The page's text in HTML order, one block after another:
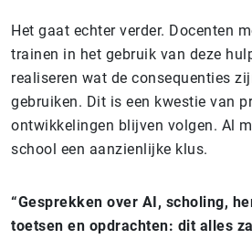
Het gaat echter verder. Docenten
trainen in het gebruik van deze
realiseren wat de consequenties
gebruiken. Dit is een kwestie van
ontwikkelingen blijven volgen. Al
school een aanzienlijke klus.
“Gesprekken over AI, scholing,
toetsen en opdrachten: dit alles